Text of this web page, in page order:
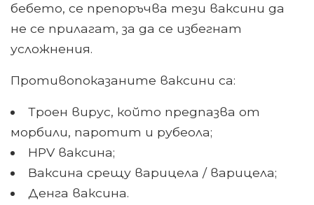
бебето, се препоръчва тези ваксини да
не се прилагат, за да се избегнат
усложнения.
Противопоказаните ваксини са:
Троен вирус, който предпазва от
морбили, паротит и рубеола;
HPV ваксина;
Ваксина срещу варицела / варицела;
Денга ваксина.